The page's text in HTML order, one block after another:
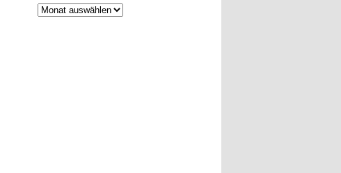
Archive